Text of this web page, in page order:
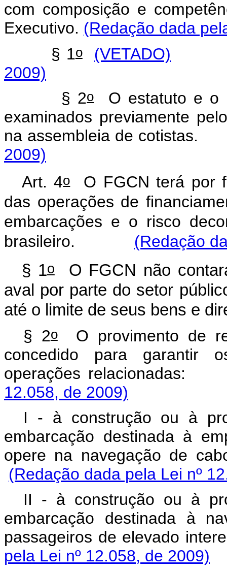
com composição e
Executivo. (Redação dada
§ 1o
(VETADO)
2009)
§ 2oO estatuto e o
examinados previamente
na assembleia de
2009)
Art. 4oO FGCN terá por
das operações de
embarcações e o risco
brasileiro. (Redação
§ 1oO FGCN não
aval por parte do setor
até o limite de seus bens e
§ 2oO provimento de
concedido para garantir
operações
12.058, de 2009)
I - à construção ou à
embarcação destinada à
opere na navegação
(Redação dada pela Lei nº
II - à construção ou à
embarcação destinada à
passageiros de
pela Lei nº 12.058, de 2009)